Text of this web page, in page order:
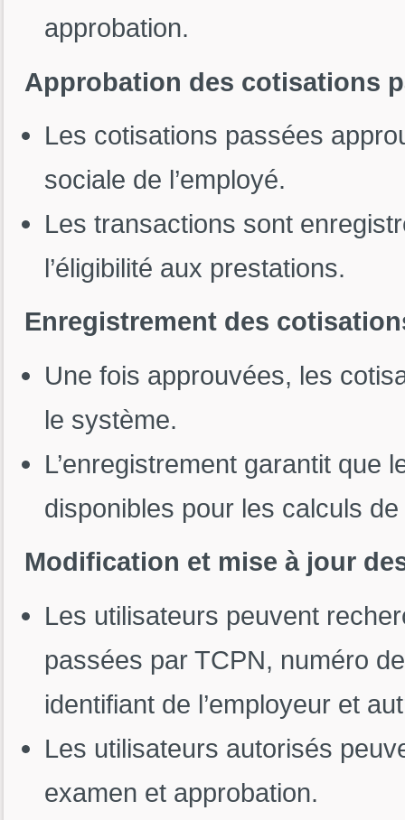
approbation.
Approbation des cotisations
Les cotisations passées
sociale de l’employé.
Les transactions sont
l’éligibilité aux prestations.
Enregistrement des
Une fois approuvées, les
le système.
L’enregistrement garantit que
disponibles pour les calculs
Modification et mise à jour
Les utilisateurs peuvent
passées par TCPN, numéro
identifiant de l’employeur et
Les utilisateurs autorisés
examen et approbation.